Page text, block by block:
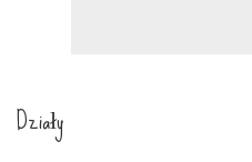
Działy